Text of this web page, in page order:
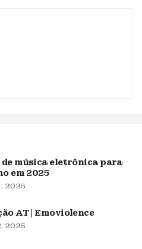
de música eletrônica para
em 2025
2025
AT | Emoviolence
2025